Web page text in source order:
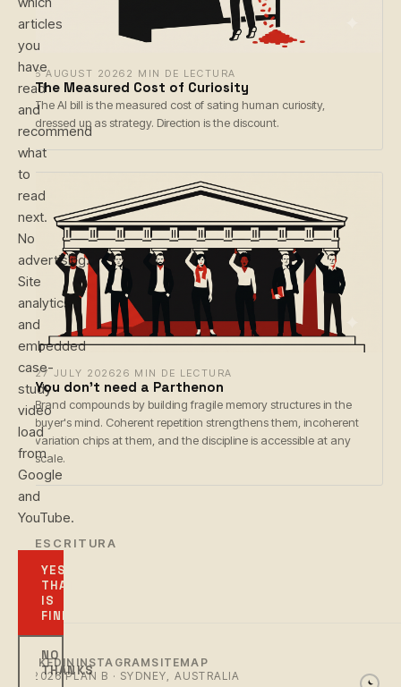
6 AUGUST 2026 2 MIN DE LECTURA
The Measured Cost of Curiosity
The AI bill is the measured cost of sating human curiosity,
dressed up as strategy. Direction is the discount.
27 JULY 202626 MIN DE LECTURA
You don't need a Parthenon
Brand compounds by building fragile memory structures in the
buyer's mind. Coherent repetition strengthens them, incoherent
variation chips at them, and the discipline is accessible at any
scale.
← ESCRITURA
LINKEDIN INSTAGRAM SITEMAP
© 2026 PLAN B · SYDNEY, AUSTRALIA
articles
you
have
read
and
recommend
what
to
read
next.
No
advertising.
Site
analytics
and
embedded
case-
study
video
load
from
Google
and
YouTube.
YES,
THAT
IS
FINE
NO
THANKS